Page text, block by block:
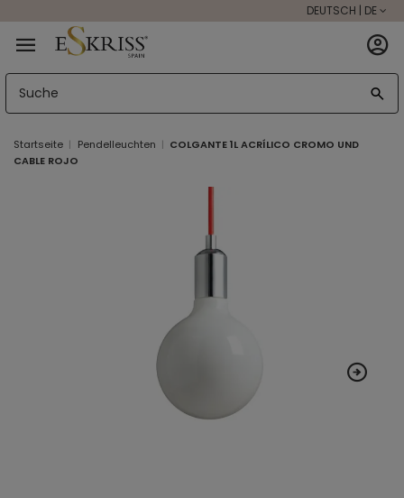
DEUTSCH | DE
Startseite Pendelleuchten
COLGANTE 1L ACRÍLICO CROMO UND
CABLE ROJO